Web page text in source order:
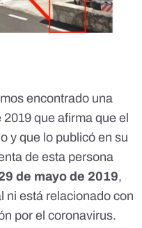
encontrado una
2019 que afirma que el
y que lo publicó en su
de esta persona
de mayo de 2019,
ni está relacionado con
por el coronavirus.